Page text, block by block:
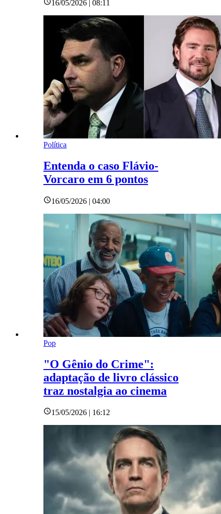
16/05/2026 | 08:11
Política
Entenda o caso Flávio-
Vorcaro em 6 pontos
16/05/2026 | 04:00
Pop
"O Gênio do Crime":
adaptação de livro clássico
traz nostalgia ao cinema
15/05/2026 | 16:12